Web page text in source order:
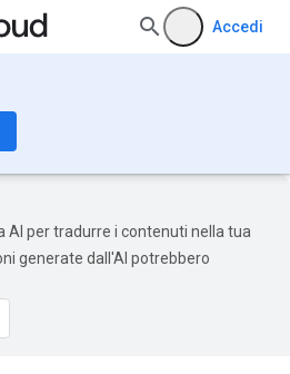
Accedi
AI per tradurre i contenuti nella tua
generate dall'AI potrebbero